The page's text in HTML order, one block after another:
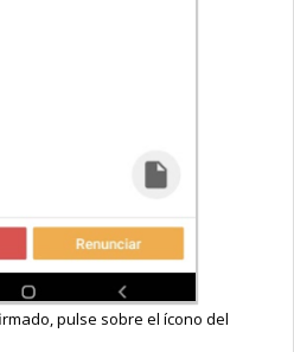
pulse sobre el ícono del